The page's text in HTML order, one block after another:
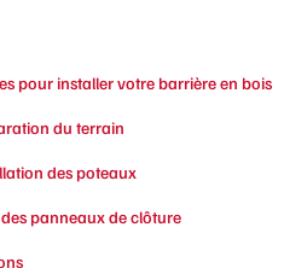
pour installer votre barrière en bois
du terrain
des poteaux
des panneaux de clôture